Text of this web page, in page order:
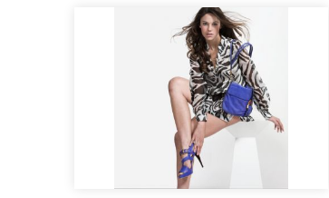
Sesión roommatehotels